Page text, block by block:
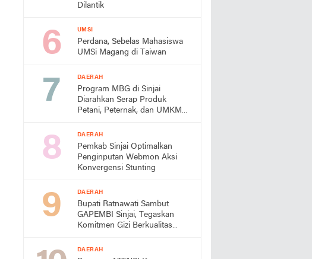
Dilantik
UMSI
Perdana, Sebelas Mahasiswa
UMSi Magang di Taiwan
DAERAH
Program MBG di Sinjai
Diarahkan Serap Produk
Petani, Peternak, dan UMKM
DAERAH
Pemkab Sinjai Optimalkan
Penginputan Webmon Aksi
Konvergensi Stunting
DAERAH
Bupati Ratnawati Sambut
GAPEMBI Sinjai, Tegaskan
Komitmen Gizi Berkualitas
DAERAH